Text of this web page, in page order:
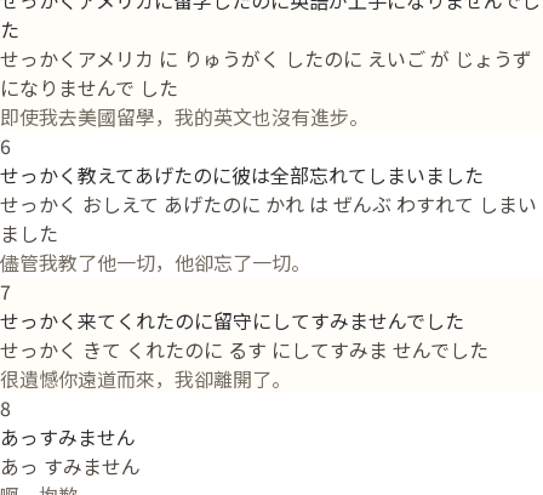
た
せっかくアメリカ に りゅうがく したのに えいご が じょうず
になりませんで した
即使我去美國留學，我的英文也沒有進步。
6
せっかく教えてあげたのに彼は全部忘れてしまいました
せっかく おしえて あげたのに かれ は ぜんぶ わすれて しまい
ました
儘管我教了他一切，他卻忘了一切。
7
せっかく来てくれたのに留守にしてすみませんでした
せっかく きて くれたのに るす にしてすみま せんでした
很遺憾你遠道而來，我卻離開了。
8
あっすみません
あっ すみません